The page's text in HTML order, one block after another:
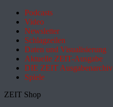
Podcasts
Video
Newsletter
Schlagzeilen
Daten und Visualisierung
Aktuelle ZEIT-Ausgabe
DIE ZEIT Ausgabenarchiv
Spiele
ZEIT Shop